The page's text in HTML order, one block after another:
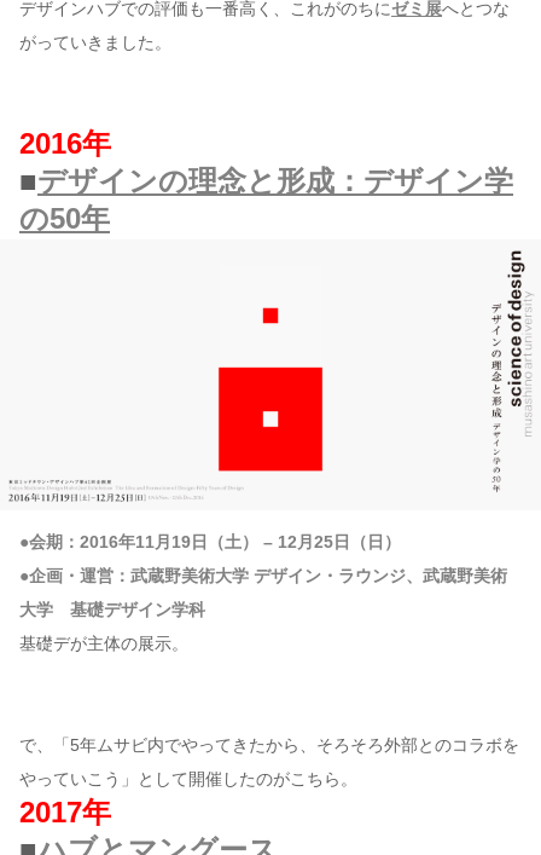
デザインハブでの評価も一番高く、これがのちにゼミ展へとつな
がっていきました。
2016年
■デザインの理念と形成：デザイン学
の50年
●会期：2016年11月19日（土） – 12月25日（日）
●企画・運営：武蔵野美術大学 デザイン・ラウンジ、武蔵野美術
大学 基礎デザイン学科
基礎デが主体の展示。
で、「5年ムサビ内でやってきたから、そろそろ外部とのコラボを
やっていこう」として開催したのがこちら。
2017年